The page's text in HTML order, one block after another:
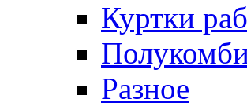
Куртки
Разное